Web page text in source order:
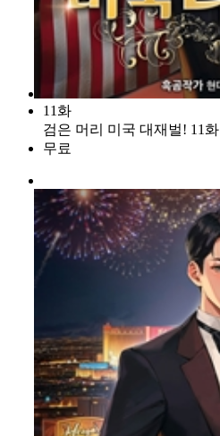
11화
검은 머리 미국 대재벌! 11화
무료